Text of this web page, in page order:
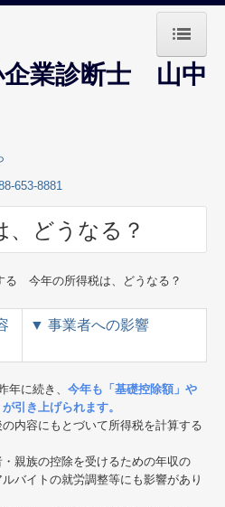
、どうなる？
▼ 事業者への影響
年に続き、 今年も「基礎控除額」や
引き上げられます。
内容にもとづいて所得税を計算する
親族の控除を受けるための年収の
バイトの就労調整等にも影響があり